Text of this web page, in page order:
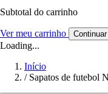
Subtotal do carrinho
Ver meu carrinho
Loading...
Início
/ Sapatos de futebol